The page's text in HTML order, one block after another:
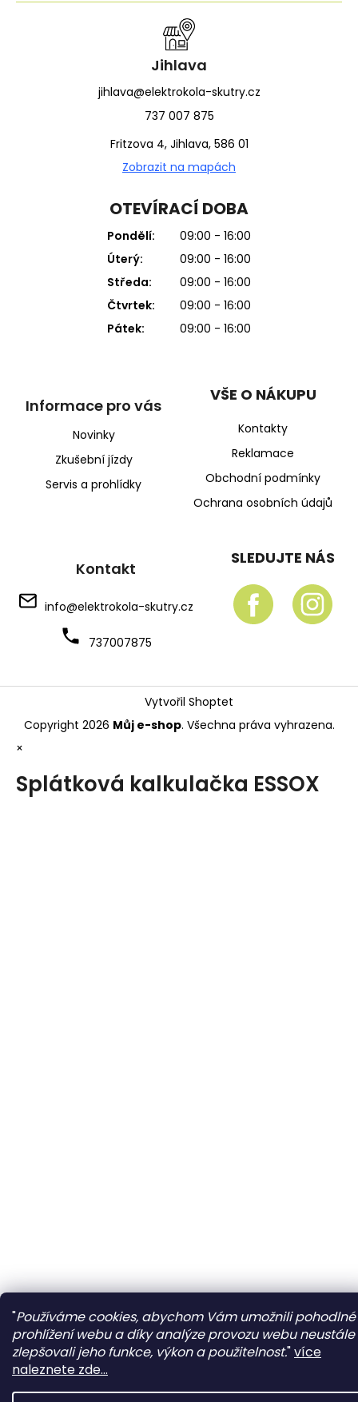
"Používáme cookies, abychom Vám umožnili pohodlné
prohlížení webu a díky analýze provozu webu neustále
zlepšovali jeho funkce, výkon a použitelnost."více
naleznete zde...
Jihlava
jihlava@elektrokola-skutry.cz
737 007 875
Fritzova 4, Jihlava, 586 01
Zobrazit na mapách
OTEVÍRACÍ DOBA
Pondělí:
09:00 - 16:00
Úterý:
09:00 - 16:00
Středa:
09:00 - 16:00
Čtvrtek:
09:00 - 16:00
Pátek:
09:00 - 16:00
Informace pro vás
Novinky
Zkušební jízdy
Servis a prohlídky
VŠE O NÁKUPU
Kontakty
Reklamace
Obchodní podmínky
Ochrana osobních údajů
Kontakt
info@elektrokola-skutry.cz
737007875
SLEDUJTE NÁS
Vytvořil Shoptet
Copyright 2026 Můj e-shop. Všechna práva vyhrazena.
×
Splátková kalkulačka ESSOX